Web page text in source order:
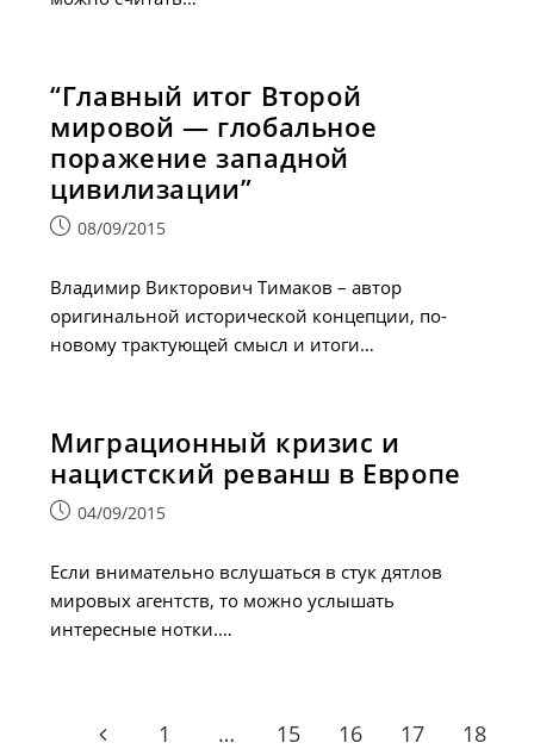
“Главный итог Второй
мировой — глобальное
поражение западной
цивилизации”
Запись08/09/2015
Владимир Викторович Тимаков – автор
оригинальной исторической концепции, по-
новому трактующей смысл и итоги…
Миграционный кризис и
нацистский реванш в Европе
Запись04/09/2015
Если внимательно вслушаться в стук дятлов
мировых агентств, то можно услышать
интересные нотки.…
Go to the previous page
1 … 15 16 17
18